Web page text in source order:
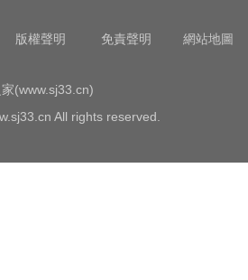
版權聲明 免責聲明 網站地圖
(www.sj33.cn)
All rights reserved.